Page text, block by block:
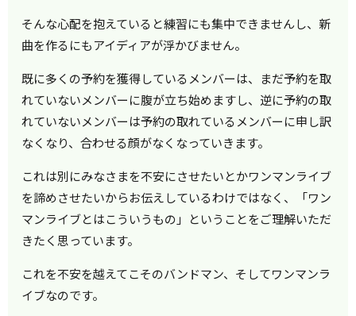
そんな心配を抱えていると練習にも集中できませんし、新
曲を作るにもアイディアが浮かびません。
既に多くの予約を獲得しているメンバーは、まだ予約を取
れていないメンバーに腹が立ち始めますし、逆に予約の取
れていないメンバーは予約の取れているメンバーに申し訳
なくなり、合わせる顔がなくなっていきます。
これは別にみなさまを不安にさせたいとかワンマンライブ
を諦めさせたいからお伝えしているわけではなく、「ワン
マンライブとはこういうもの」ということをご理解いただ
きたく思っています。
これを不安を越えてこそのバンドマン、そしてワンマンラ
イブなのです。